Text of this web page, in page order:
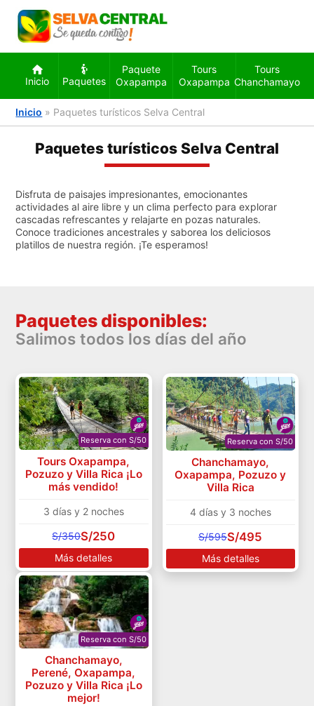
Inicio Paquetes
Paquete
Oxapampa
Tours
Oxapampa
Tours
Chanchamayo
Inicio » Paquetes turísticos Selva Central
Paquetes turísticos Selva Central
Disfruta de paisajes impresionantes, emocionantes
actividades al aire libre y un clima perfecto para explorar
cascadas refrescantes y relajarte en pozas naturales.
Conoce tradiciones ancestrales y saborea los deliciosos
platillos de nuestra región. ¡Te esperamos!
Paquetes disponibles:
Salimos todos los días del año
Reserva con S/50
Tours Oxapampa,
Pozuzo y Villa Rica ¡Lo
más vendido!
3 días y 2 noches
S/350S/250
Más detalles
Reserva con S/50
Chanchamayo,
Oxapampa, Pozuzo y
Villa Rica
4 días y 3 noches
S/595S/495
Más detalles
Reserva con S/50
Chanchamayo,
Perené, Oxapampa,
Pozuzo y Villa Rica ¡Lo
mejor!